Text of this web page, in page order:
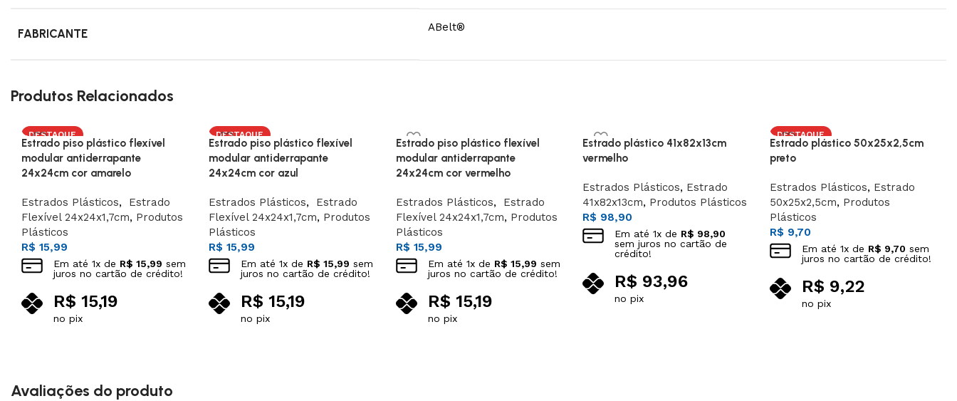
FABRICANTE ABelt®
Produtos Relacionados
DESTAQUE
Estrado piso plástico flexível
modular antiderrapante
24x24cm cor amarelo
Estrados Plásticos,
Estrado
Flexível 24x24x1,7cm, Produtos
Plásticos
R$ 15,99
Em até 1x de R$ 15,99 sem
juros no cartão de crédito!
R$ 15,19
no pix
DESTAQUE
Estrado piso plástico flexível
modular antiderrapante
24x24cm cor azul
Estrados Plásticos,
Estrado
Flexível 24x24x1,7cm, Produtos
Plásticos
R$ 15,99
Em até 1x de R$ 15,99 sem
juros no cartão de crédito!
R$ 15,19
no pix
Estrado piso plástico flexível
modular antiderrapante
24x24cm cor vermelho
Estrados Plásticos,
Estrado
Flexível 24x24x1,7cm, Produtos
Plásticos
R$ 15,99
Em até 1x de R$ 15,99 sem
juros no cartão de crédito!
R$ 15,19
no pix
Estrado plástico 41x82x13cm
vermelho
Estrados Plásticos, Estrado
41x82x13cm, Produtos Plásticos
R$ 98,90
Em até1x de R$ 98,90
sem juros no cartão de
crédito!
R$ 93,96
no pix
DESTAQUE
Estrado plástico 50x25x2,5cm
preto
Estrados Plásticos, Estrado
50x25x2,5cm, Produtos
Plásticos
R$ 9,70
Em até1x de R$ 9,70 sem
juros no cartão de crédito!
R$ 9,22
no pix
Avaliações do produto